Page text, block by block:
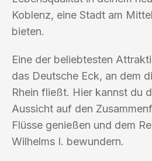
Koblenz, eine Stadt am
bieten.
Eine der beliebtesten
das Deutsche Eck, an dem
Rhein fließt. Hier kannst du
Aussicht auf den
Flüsse genießen und dem
Wilhelms I. bewundern.